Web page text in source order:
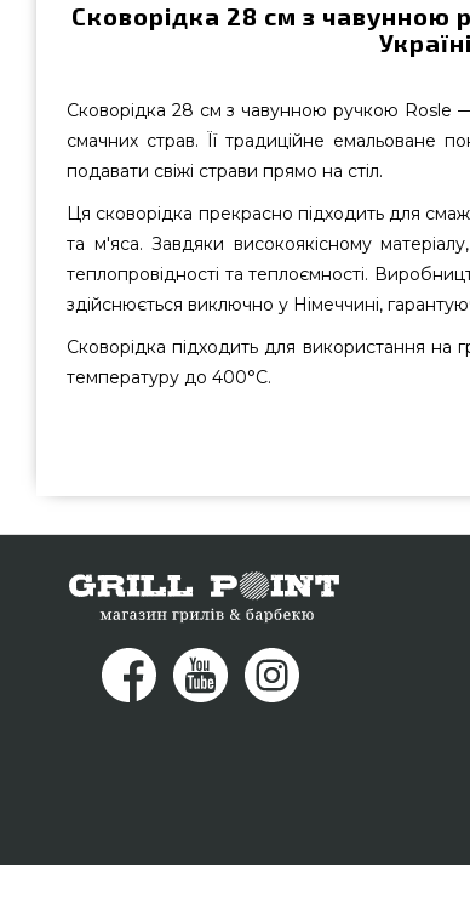
Сковорідка 28 см з чавунною
Україні
Сковорідка 28 см з чавунною ручкою Rosle
смачних страв. Її традиційне емальоване
подавати свіжі страви прямо на стіл.
Ця сковорідка прекрасно підходить для
та м'яса. Завдяки високоякісному
теплопровідності та теплоємності.
здійснюється виключно у Німеччині,
Сковорідка підходить для використання на
температуру до 400°C.
GrillPoint. Кращі пропозиції на Сковороди &
Наберіть нашим працівникам на номер (044)